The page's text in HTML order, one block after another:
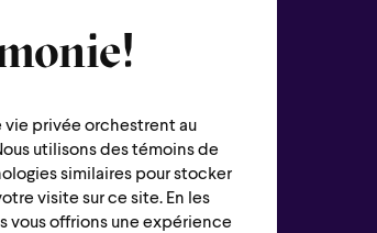
privée orchestrent au
utilisons des témoins de
similaires pour stocker
visite sur ce site. En les
vous offrions une expérience